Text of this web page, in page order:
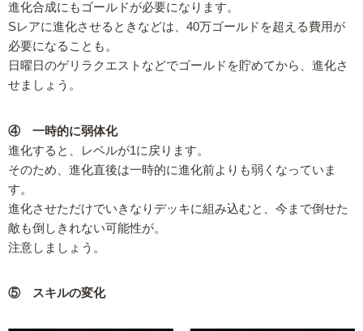
進化合成にもゴールドが必要になります。
Sレアに進化させるときなどは、40万ゴールドを超える費用が
必要になることも。
日曜日のゲリラクエストなどでゴールドを貯めてから、進化さ
せましょう。
④ 一時的に弱体化
進化すると、レベルが1に戻ります。
そのため、進化直後は一時的に進化前よりも弱くなっていま
す。
進化させただけでいきなりデッキに組み込むと、今まで倒せた
敵も倒しきれない可能性が。
注意しましょう。
⑤ スキルの変化